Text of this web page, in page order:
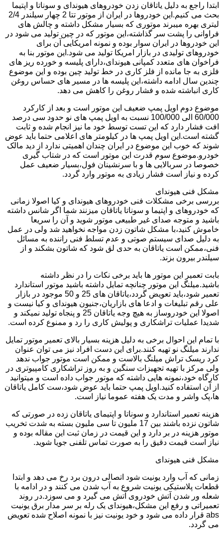
ابتدا راجع به دلیل یاتاقان زدن خودروهای هیوندای و سوناتا و اپتیما
بحث می کنیم.این خودروها در ایران از موتور تتا 2 چهار سیلندر 2/4
لیتری بهره میبرند موتوری که بسیار مشکل داشته و چالش های
فراوانی را پشت سر گذاشته،این موتور که در چین تولید می شود در
این خودروها در ایران سوار بوده و نمونه امریکایی آن برای
خودروهای تولیدی در بازار امریکا تولید می شود.این موتور بنا به
فراخوان های متعدد کمپانی هیوندای،دارای پلیسه و خورده ریز های
فلزی به جا مانده از فلز کاری در خط تولید چین بوده و این موضوع
چندین سال ادامه داشته،این پلیسه ها در مسیر های حساس روغن
کاری انباشته شده و فشار روغن را کاهش می دهد.
موضوع دوم اویل پمپ ضعیف این موتور است و بعد از کارکرد
60/000 الی 100/000 نسبت به اویل پمپ های نو حدود سی درصد
افت فشار دارد که این تست توسط خود ما نیز انجام شده و ثابت
گشته است.این اویل پمپ ها در کیلومتر های اعلامی حتما باید عوض
شوند که خوب این موضوع در ایران چندان اهمیتی ندارد از دید مالک
خودرو.موضوع سوم قدرت این موتور است که در شتاب گیری
خصوصا در سربالایی ها و با سرنشینان فول،بسیار ضعیف عمل
کرده و نیاز است فشار زیادی به موتور وارد گردد.
مشکل فنی هیوندای
بررسی برخی مشکلات فنی خودروهای هیوندای و کیا اصولا زمانی
که خودروهای و اپتیما و سوناتا یاتاقان میزنند شما اگر شانس داشته
باشید و متوجه صدای غیر طبیعی موتور شوید و آن را سریعا
خاموش کنید،با مشکل شاتون زدن مواجه نخواهید شد ولی در عمل
به دلیل صدای سیستم صوتی و عدم تسلط فنی راننده به مسائل
فنی،ممکن است یاتاقان به حدی لق شود که شاتون بشکند و از
سیلندر بیرون بزند.
بابت تعمیر این موتور ها باید برخی نکات را در نظر داشته
باشید.میلنگ این موتور چنانچه تمایل داشته باشید موتور استاندارد
تعمیر شود،باید تعویض گردد،یاتاقان های 25 و 50 موجود در بازار
علی رقم تبلیغات و ادعا های بازاریان،جنیون هیوندای و کیا نیست و
اصولا این خودروساز به هیچ وجه یاتاقان 25 و پنجاه تولید نمیکند و
شدیدا عملیات تراشکاری و پولیش کاری را رد و ممنوع کرده است.
با تمام این احوال برخی به دلیل هزینه بسیار بالای تعمیر موتور تمایل
ندارند میلنگ نو تهیه کنند.برای این دست افراد نیز می توان عنوان
کرد ریسک تراش میلنگ بالاست و ممکن است موتور جواب ندهد
ولی مرکز با تهیه تجهیزات سنگین و به روز تراشکاری کامپیوتری در
کارگاه خود،نمونه هایی داشته که موتور جواب داده است و میتوانید
از آن استفاده کنید.اویل پمپ حتما باید عوض شود،ست کامل یاتاقان
ها،پک واشر و مدت یک هفته عموما نیاز است.
هزینه تعمیر استاندارد و سوناتا و اپتیمای یاتاقان زده در صورتی که
شاتون نزده باشند بین 17 ملیون تا سی ملیون بسته به شدت تخریب
موتور هزینه در بر دارد و این قیمت در زمان ثبت این مقاله بوده و
نیاز است قیمت دقیق را به صورت تماس تلفنی جویا شوید.
مشکل فنی هیوندای
زمانی که آب وارد یونیت شود اتصالی درون برد رخ می دهد و ابتدا
قطعات پلاستیکی یونیت شروع به آب شدن می کنند و در ادامه با
شعله ور شدن آتش خودروی آتش می گیرد و می سوزد.در روند
تعمیراتی و رفع این مشکل،هیوندای یک رله بر سر مدار برق یونیت
abs قرار داده می شود و خود یونیت نیز با نمونه اصلاح شده تعویض
می گردد.